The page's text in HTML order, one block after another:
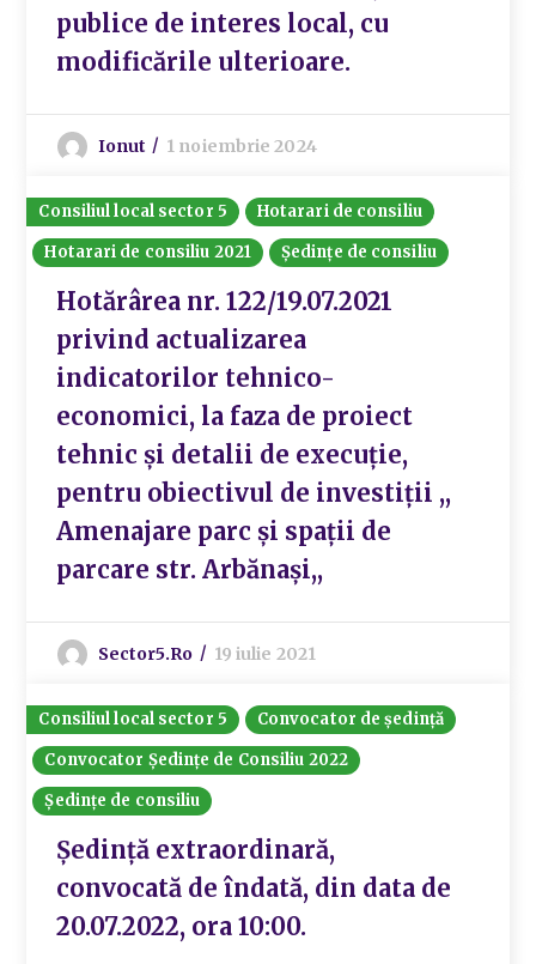
publice de interes local, cu
modificările ulterioare.
Ionut 1 noiembrie 2024
Consiliul local sector 5
Hotarari de consiliu
Hotarari de consiliu 2021
Ședințe de consiliu
Hotărârea nr. 122/19.07.2021
privind actualizarea
indicatorilor tehnico-
economici, la faza de proiect
tehnic și detalii de execuție,
pentru obiectivul de investiții ,,
Amenajare parc și spații de
parcare str. Arbănași,,
Sector5.ro 19 iulie 2021
Consiliul local sector 5
Convocator de ședință
Convocator Ședințe de Consiliu 2022
Ședințe de consiliu
Ședință extraordinară,
convocată de îndată, din data de
20.07.2022, ora 10:00.